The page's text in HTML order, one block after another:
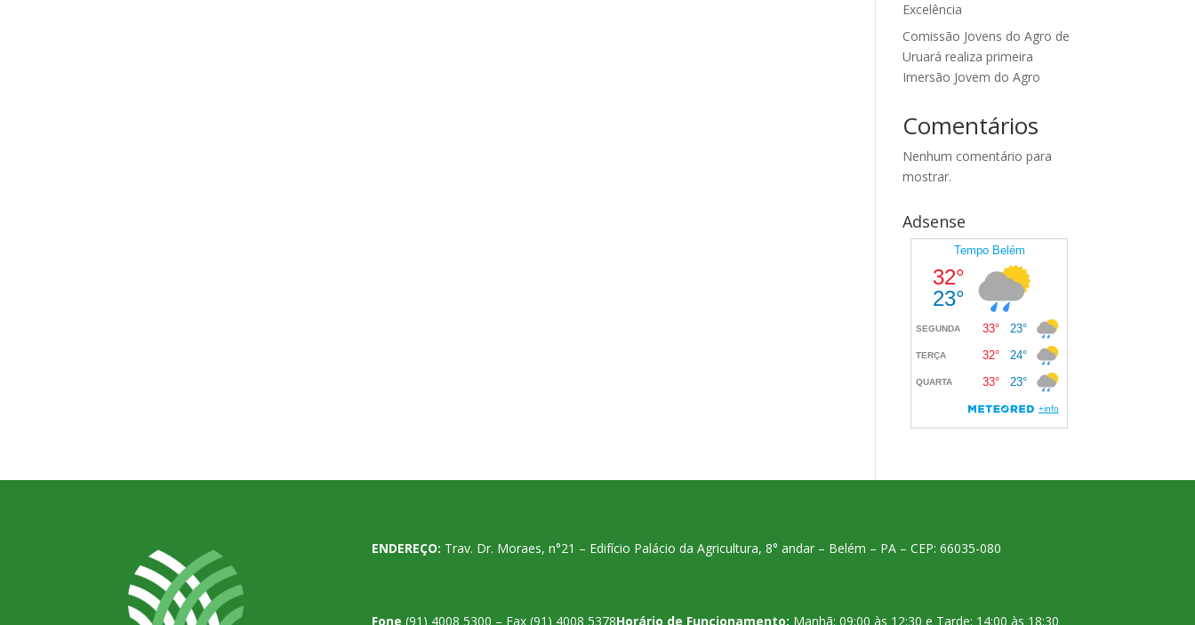
Excelência
Comissão Jovens do Agro de
Uruará realiza primeira
Imersão Jovem do Agro
Comentários
Nenhum comentário para
mostrar.
Adsense
ENDEREÇO: Trav. Dr. Moraes, n°21 – Edifício Palácio da Agricultura, 8° andar – Belém – PA – CEP: 66035-080
Fone (91) 4008 5300 – Fax (91) 4008 5378Horário de Funcionamento: Manhã: 09:00 às 12:30 e Tarde: 14:00 às 18:30